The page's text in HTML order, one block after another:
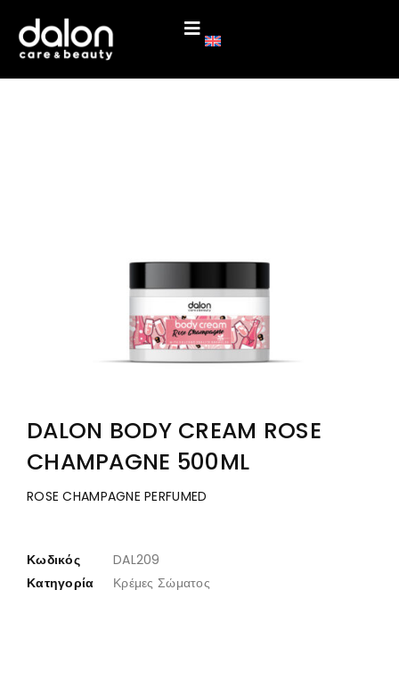
DALON BODY CREAM ROSE
CHAMPAGNE 500ML
ROSE CHAMPAGNE PERFUMED
Κωδικός
DAL209
Κατηγορία
Κρέμες Σώματος